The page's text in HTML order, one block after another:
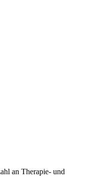
an Therapie- und